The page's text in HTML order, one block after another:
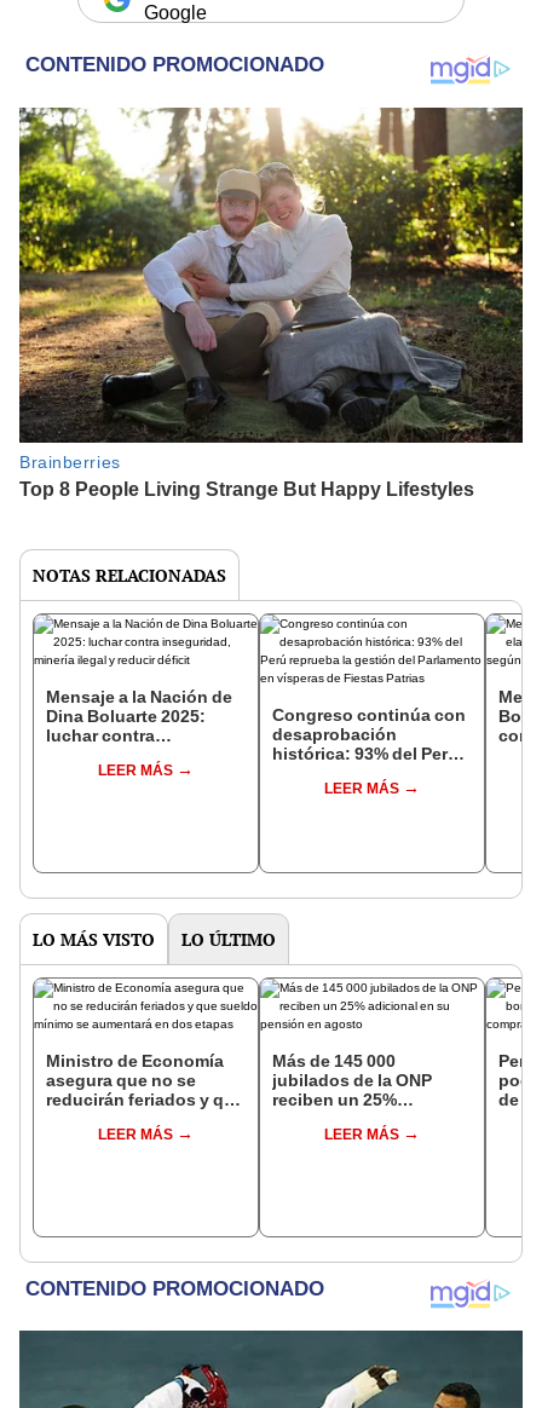
Google
NOTAS RELACIONADAS
Mensaje a la Nación de
Dina Boluarte 2025:
luchar contra
ilegal y reducir déficit
LEER MÁS
Congreso continúa con
desaprobación
histórica: 93% del Perú
Parlamento en vísperas
LEER MÁS
con
LO MÁS VISTO LO ÚLTIMO
Ministro de Economía
asegura que no se
reducirán feriados y que
aumentará en dos
LEER MÁS
Más de 145 000
jubilados de la ONP
reciben un 25%
en agostoLEER MÁS
de